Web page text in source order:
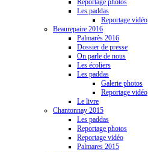
Reportage photos
Les paddas
Reportage vidéo
Beaurepaire 2016
Palmarès 2016
Dossier de presse
On parle de nous
Les écoliers
Les paddas
Galerie photos
Reportage vidéo
Le livre
Chantonnay 2015
Les paddas
Reportage photos
Reportage vidéo
Palmares 2015